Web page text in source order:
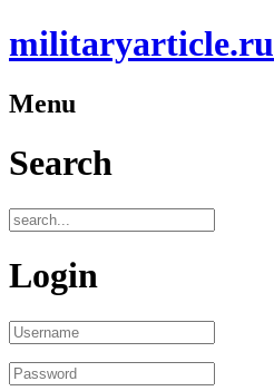
militaryarticle.ru
Menu
Search
Login